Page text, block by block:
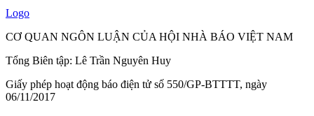
Logo
CƠ QUAN NGÔN LUẬN CỦA HỘI NHÀ BÁO VIỆT NAM
Tổng Biên tập: Lê Trần Nguyên Huy
Giấy phép hoạt động báo điện tử số 550/GP-BTTTT, ngày
06/11/2017